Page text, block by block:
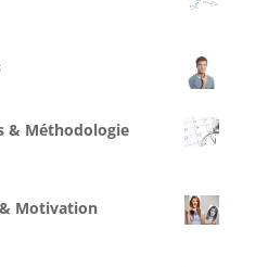
& Méthodologie
Motivation